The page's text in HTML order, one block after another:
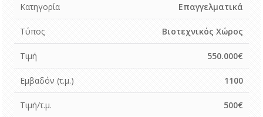
Κατηγορία Επαγγελματικά
Τύπος Βιοτεχνικός Χώρος
Τιμή 550.000€
Εμβαδόν (τ.μ.) 1100
Τιμή/τ.μ. 500€